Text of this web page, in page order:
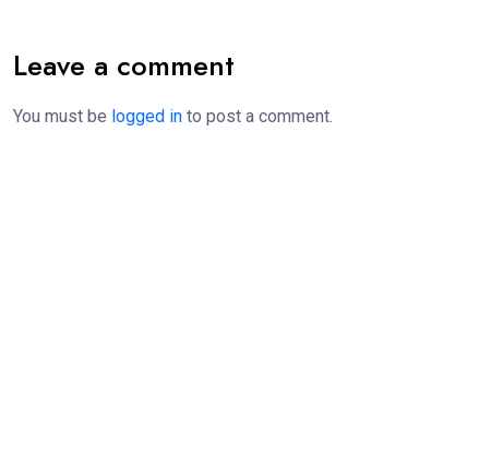
Leave a comment
You must be logged in to post a comment.